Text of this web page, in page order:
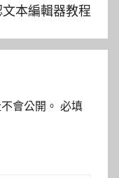
本編輯器教程
會公開。 必填